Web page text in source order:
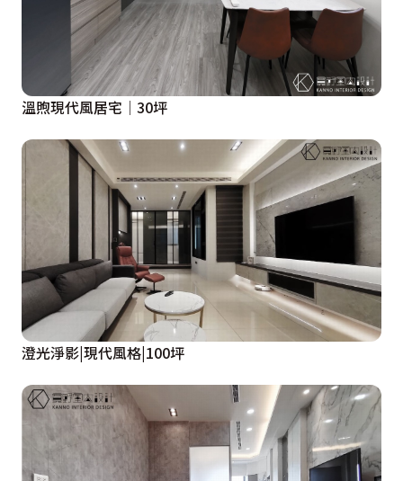
溫煦現代風居宅│30坪
澄光淨影|現代風格|100坪